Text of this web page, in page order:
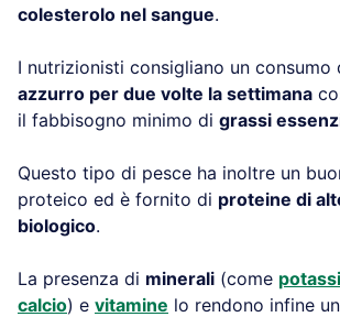
colesterolo nel sangue.
I nutrizionisti consigliano un consumo
azzurro per due volte la settimana
il fabbisogno minimo di grassi
Questo tipo di pesce ha inoltre un
proteico ed è fornito di proteine di
biologico.
La presenza di minerali (come
calcio) e vitamine lo rendono infine